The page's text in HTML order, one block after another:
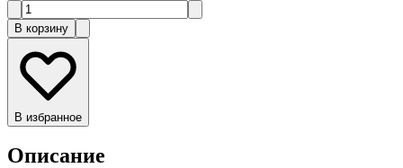
В корзину
В избранное
Описание